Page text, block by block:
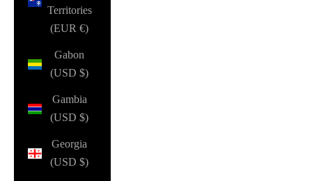
Territories
(EUR €)
Gabon
(USD $)
Gambia
(USD $)
Georgia
(USD $)